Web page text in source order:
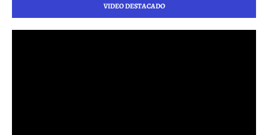
VIDEO DESTACADO